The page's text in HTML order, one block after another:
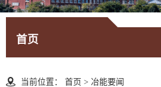
首页
当前位置： 首页 > 冶能要闻